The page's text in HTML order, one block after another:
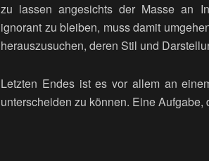
zu lassen angesichts der Masse an
ignorant zu bleiben, muss damit
herauszusuchen, deren Stil und
Letzten Endes ist es vor allem an
unterscheiden zu können. Eine